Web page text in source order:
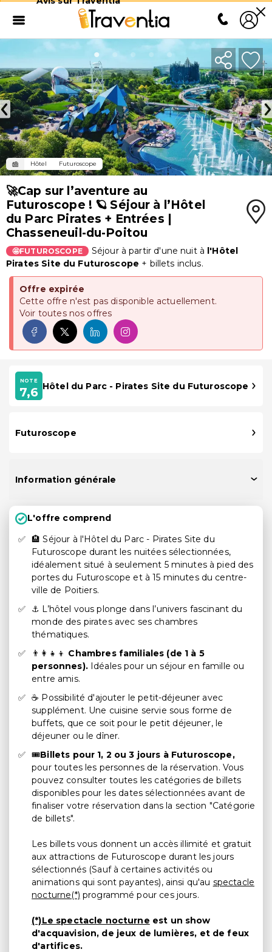
Hôtel Futuroscope
🚀Cap sur l’aventure au
Futuroscope ! 🪐 Séjour à l’Hôtel
du Parc Pirates + Entrées |
Chasseneuil-du-Poitou
🤩FUTUROSCOPE Séjour à partir d'une nuit à l'Hôtel
Pirates Site du Futuroscope + billets inclus.
Offre expirée
Cette offre n'est pas disponible actuellement.
Voir toutes nos offres
NOTE
7,6 Hôtel du Parc - Pirates Site du Futuroscope
Futuroscope
Information générale
L'offre comprend
🏨 Séjour à l'Hôtel du Parc - Pirates Site du
Futuroscope durant les nuitées sélectionnées,
idéalement situé à seulement 5 minutes à pied des
portes du Futuroscope et à 15 minutes du centre-
ville de Poitiers.
⚓ L’hôtel vous plonge dans l’univers fascinant du
monde des pirates avec ses chambres
thématiques.
👨‍👩‍👧‍👦 Chambres familiales (de 1 à 5
personnes).Idéales pour un séjour en famille ou
entre amis.
☕ Possibilité d'ajouter le petit-déjeuner avec
supplément. Une cuisine servie sous forme de
buffets, que ce soit pour le petit déjeuner, le
déjeuner ou le dîner.
🎟️Billets pour 1, 2 ou 3 jours à Futuroscope,
pour toutes les personnes de la réservation. Vous
pouvez consulter toutes les catégories de billets
disponibles pour les dates sélectionnées avant de
finaliser votre réservation dans la section "Catégorie
de billets".
Les billets vous donnent un accès illimité et gratuit
aux attractions de Futuroscope durant les jours
sélectionnés (Sauf à certaines activités ou
animations qui sont payantes), ainsi qu'au spectacle
nocturne(*) programmé pour ces jours.
(*)Le spectacle nocturne est un show
d'acquavision, de jeux de lumières, et de feux
d'artifices.